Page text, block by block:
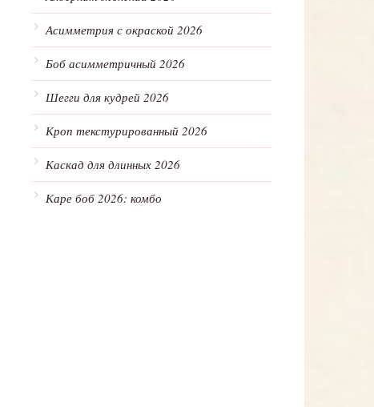
Асимметрия с окраской 2026
Боб асимметричный 2026
Шегги для кудрей 2026
Кроп текстурированный 2026
Каскад для длинных 2026
Каре боб 2026: комбо